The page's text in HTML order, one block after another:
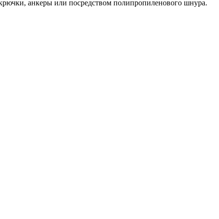
анкеры или посредством полипропиленового шнура.